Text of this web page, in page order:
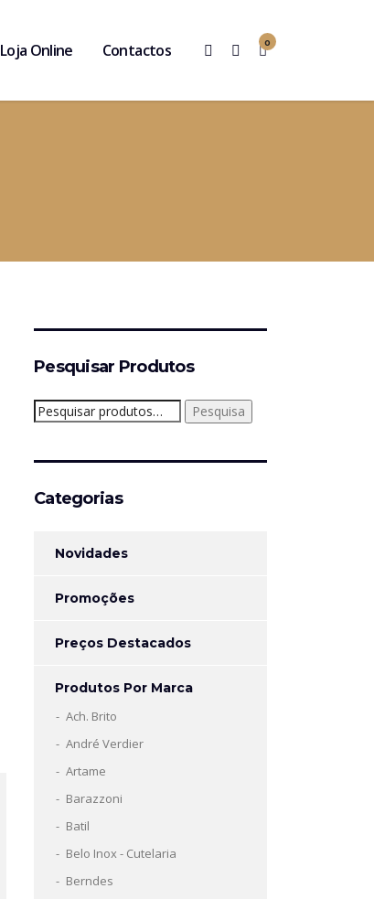
0
Loja Online Contactos
Pesquisar Produtos
Pesquisar
por:
Pesquisa
Categorias
Novidades
Promoções
Preços Destacados
Produtos Por Marca
Ach. Brito
André Verdier
Artame
Barazzoni
Batil
Belo Inox - Cutelaria
Berndes